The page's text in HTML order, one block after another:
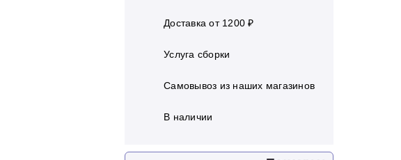
Доставка от 1200 ₽
Услуга сборки
Самовывоз из наших магазинов
В наличии